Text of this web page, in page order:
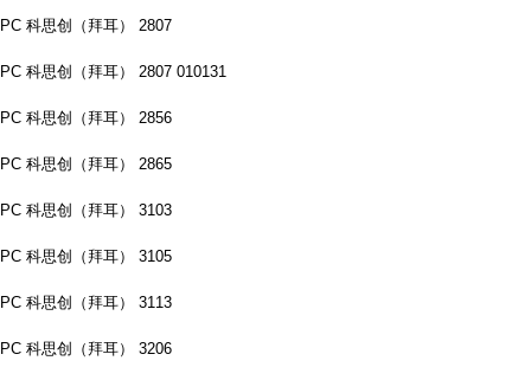
PC 科思创（拜耳） 2807
PC 科思创（拜耳） 2807 010131
PC 科思创（拜耳） 2856
PC 科思创（拜耳） 2865
PC 科思创（拜耳） 3103
PC 科思创（拜耳） 3105
PC 科思创（拜耳） 3113
PC 科思创（拜耳） 3206